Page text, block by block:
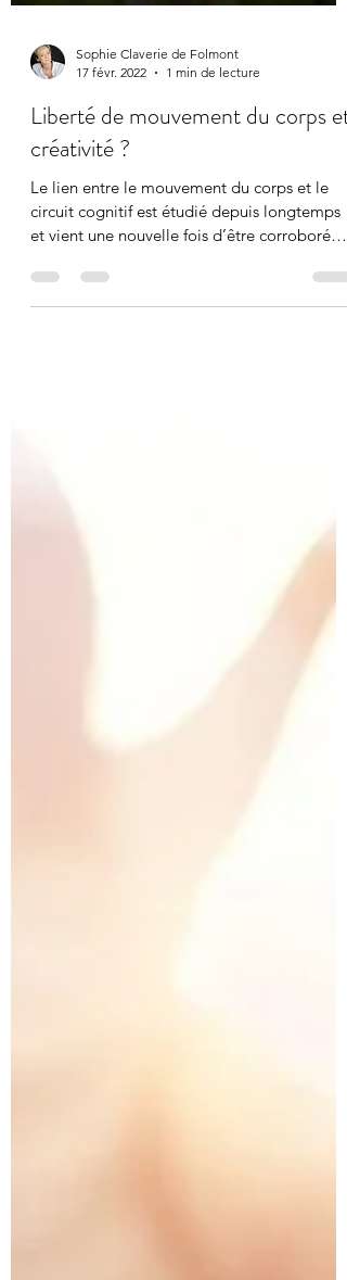
Sophie Claverie de Folmont
17 févr. 2022
Liberté de mouvement du corps et
créativité ?
circuit cognitif est étudié depuis longtemps
et vient une nouvelle fois d’être corroboré